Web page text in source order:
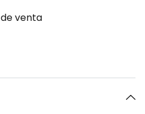
venta